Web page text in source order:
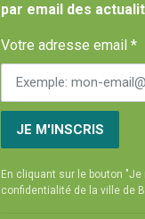
par email des
Votre adresse email *
JE M'INSCRIS
En cliquant sur le bouton
confidentialité de la ville de